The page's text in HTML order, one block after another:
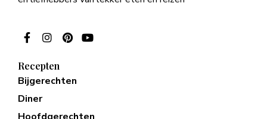
Recepten
Bijgerechten
Diner